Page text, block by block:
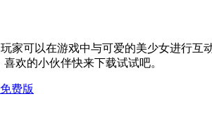
家可以在游戏中与可爱的美少女进行互
欢的小伙伴快来下载试试吧。
费版